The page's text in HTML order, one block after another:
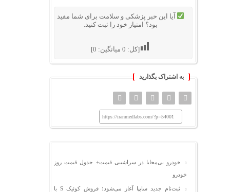
آیا این خبر پزشکی و سلامت برای شما مفید
بود؟ امتیاز خود را ثبت کنید.
[کل: 0میانگین: 0
]
به اشتراک بگذارید
https://iranmedlabs.com/?p=54001
خودرو بی‌محابا در سراشیبی قیمت+ جدول قیمت روز
خودرو
ثبت‌نام جدید سایپا آغاز می‌شود؛ فروش کوئیک S با